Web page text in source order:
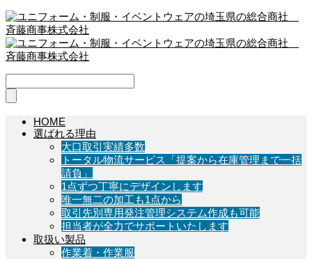
HOME
選ばれる理由
大口取引実績多数
トータル物流サービス「提案から在庫管理まで一括
請負」
1点ずつ丁寧にデザインします
唯一無二の加工も1点から
取引先別専用発注管理システム作成も可能
担当者が全力でサポートいたします
取扱い製品
作業着・作業服